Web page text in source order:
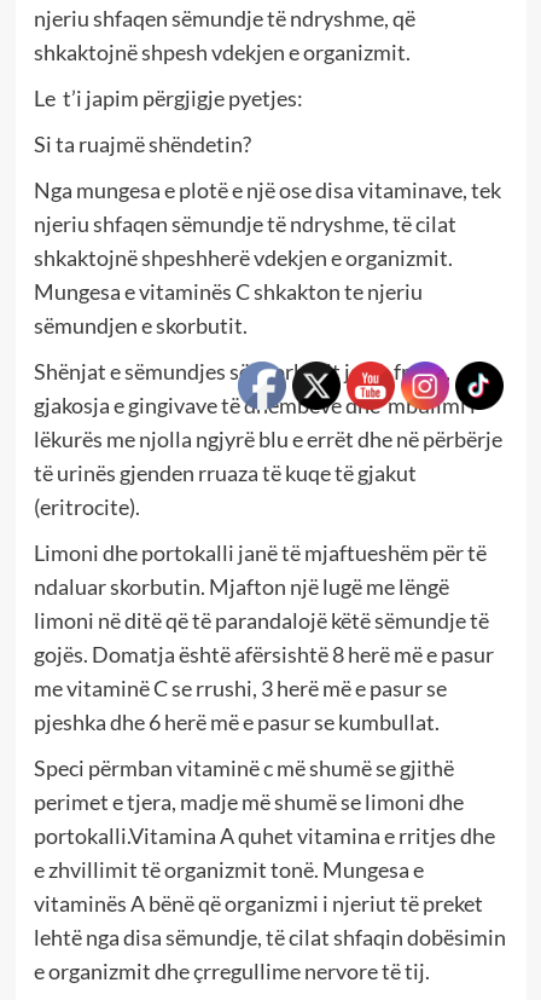
njeriu shfaqen sëmundje të ndryshme, që
shkaktojnë shpesh vdekjen e organizmit.
Le t’i japim përgjigje pyetjes:
Si ta ruajmë shëndetin?
Nga mungesa e plotë e një ose disa vitaminave, tek
njeriu shfaqen sëmundje të ndryshme, të cilat
shkaktojnë shpeshherë vdekjen e organizmit.
Mungesa e vitaminës C shkakton te njeriu
sëmundjen e skorbutit.
Shënjat e sëmundjes së skorbutit janë; fryrja,
gjakosja e gingivave të dhëmbëve dhe mbulimi i
lëkurës me njolla ngjyrë blu e errët dhe në përbërje
të urinës gjenden rruaza të kuqe të gjakut
(eritrocite).
Limoni dhe portokalli janë të mjaftueshëm për të
ndaluar skorbutin. Mjafton një lugë me lëngë
limoni në ditë që të parandalojë këtë sëmundje të
gojës. Domatja është afërsishtë 8 herë më e pasur
me vitaminë C se rrushi, 3 herë më e pasur se
pjeshka dhe 6 herë më e pasur se kumbullat.
Speci përmban vitaminë c më shumë se gjithë
perimet e tjera, madje më shumë se limoni dhe
portokalli.Vitamina A quhet vitamina e rritjes dhe
e zhvillimit të organizmit tonë. Mungesa e
vitaminës A bënë që organizmi i njeriut të preket
lehtë nga disa sëmundje, të cilat shfaqin dobësimin
e organizmit dhe çrregullime nervore të tij.